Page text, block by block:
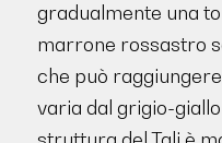
gradualmente una
marrone rossastro
che può
varia dal grigio-